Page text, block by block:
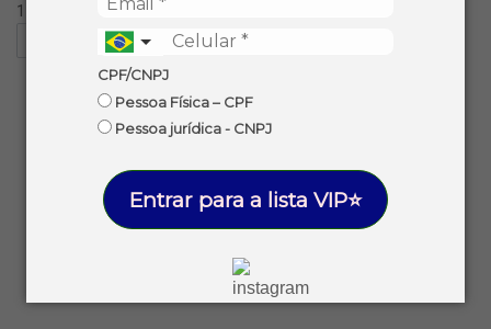
CPF/CNPJ
Pessoa Física – CPF
Pessoa jurídica - CNPJ
Entrar para a lista VIP⭐
1 produtos ordenados por: